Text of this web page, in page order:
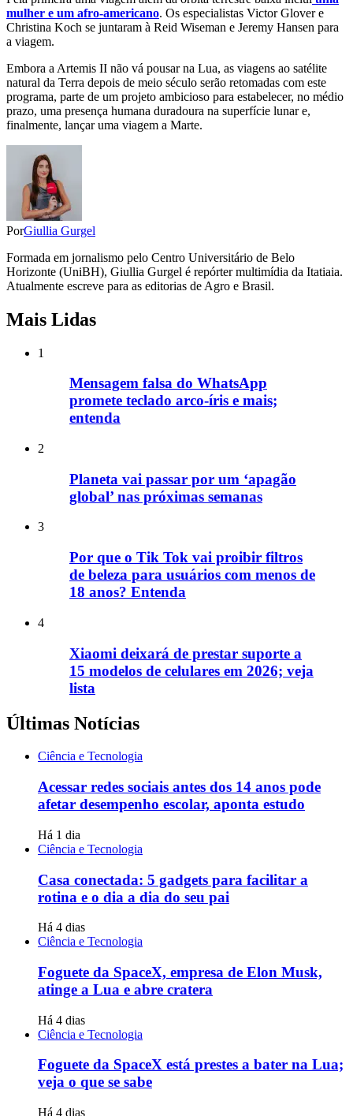
mulher e um afro-americano. Os especialistas Victor Glover e
Christina Koch se juntaram à Reid Wiseman e Jeremy Hansen para
a viagem.
Embora a Artemis II não vá pousar na Lua, as viagens ao satélite
natural da Terra depois de meio século serão retomadas com este
programa, parte de um projeto ambicioso para estabelecer, no médio
prazo, uma presença humana duradoura na superfície lunar e,
finalmente, lançar uma viagem a Marte.
PorGiullia Gurgel
Formada em jornalismo pelo Centro Universitário de Belo
Horizonte (UniBH), Giullia Gurgel é repórter multimídia da Itatiaia.
Atualmente escreve para as editorias de Agro e Brasil.
Mais Lidas
1
Mensagem falsa do WhatsApp
promete teclado arco-íris e mais;
entenda
2
Planeta vai passar por um ‘apagão
global’ nas próximas semanas
3
Por que o Tik Tok vai proibir filtros
de beleza para usuários com menos de
18 anos? Entenda
4
Xiaomi deixará de prestar suporte a
15 modelos de celulares em 2026; veja
lista
Últimas Notícias
Ciência e Tecnologia
Acessar redes sociais antes dos 14 anos pode
afetar desempenho escolar, aponta estudo
Há 1 dia
Ciência e Tecnologia
Casa conectada: 5 gadgets para facilitar a
rotina e o dia a dia do seu pai
Há 4 dias
Ciência e Tecnologia
Foguete da SpaceX, empresa de Elon Musk,
atinge a Lua e abre cratera
Há 4 dias
Ciência e Tecnologia
Foguete da SpaceX está prestes a bater na Lua;
veja o que se sabe
Há 4 dias